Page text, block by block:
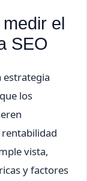
el
SEO
estrategia
los
vista,
y factores